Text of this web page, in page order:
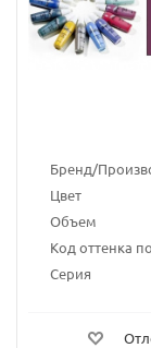
Бренд/
Цвет
Объем
Код оттенка
Серия